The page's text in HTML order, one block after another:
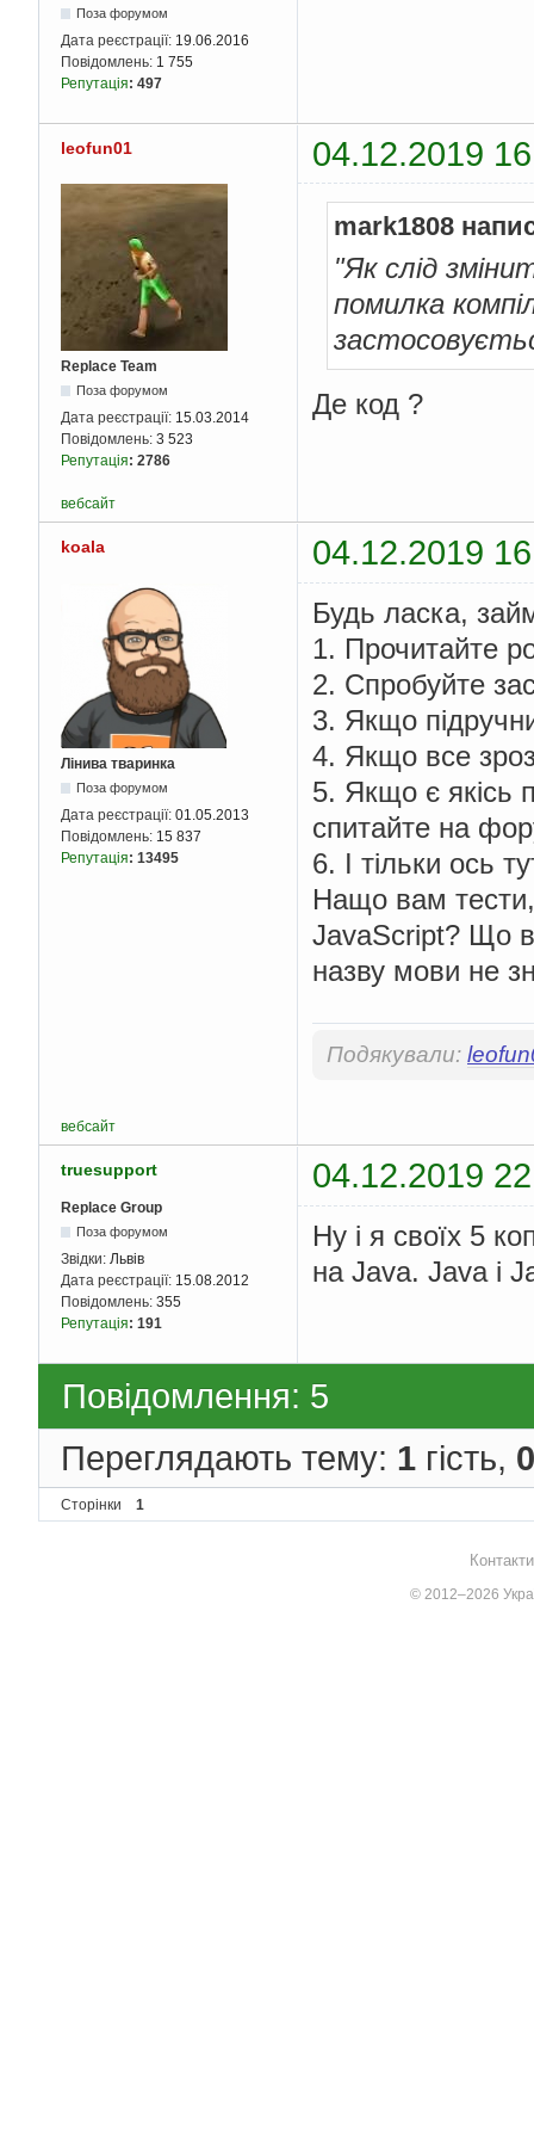
Поза форумом
Дата реєстрації: 19.06.2016
Повідомлень: 1 755
Репутація: 497
leofun01 04.12.2019
Replace Team
Поза форумом
Дата реєстрації: 15.03.2014
Повідомлень: 3 523
Репутація: 2786
mark1808
"Як слід
помилка
Де код ?
вебсайт
koala 04.12.2019
Лінива тваринка
Поза форумом
Дата реєстрації: 01.05.2013
Повідомлень: 15 837
Репутація: 13495
Будь ласка,
1. Прочитайте
2. Спробуйте
3. Якщо
4. Якщо все
5. Якщо є якісь
спитайте на
6. І тільки ось
Нащо вам тести,
JavaScript? Що
назву мови не
Подякували:
вебсайт
truesupport 04.12.2019
Replace Group
Поза форумом
Звідки: Львів
Дата реєстрації: 15.08.2012
Повідомлень: 355
Репутація: 191
Ну і я своїх 5
на Java. Java і
Повідомлення: 5
Переглядають тему: 1 гість, 0
Сторінки 1
© 2012–2026